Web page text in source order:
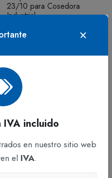
23/10 para Cosedora
Industrial
ADICIONAR
IVA incluido
en nuestro sitio web
el IVA.